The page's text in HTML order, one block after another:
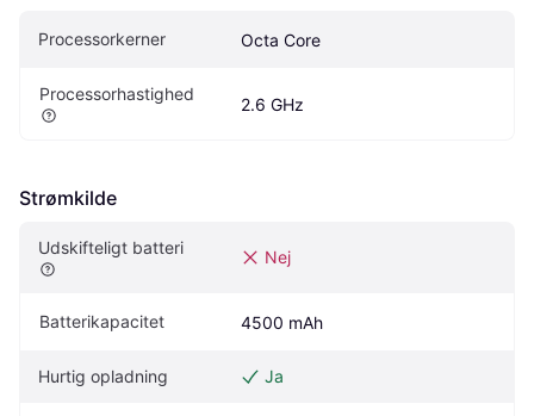
Processorkerner Octa Core
Processorhastighed
2.6 GHz
Strømkilde
Udskifteligt batteri Nej
Batterikapacitet 4500 mAh
Hurtig opladning Ja